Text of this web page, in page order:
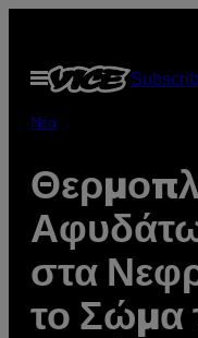
περιεχόμενο
Ανοίξτε
το
Νέα
στα
το Σώμα